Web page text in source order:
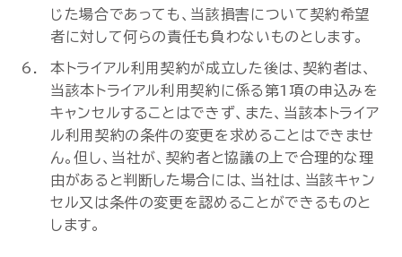
じた場合であっても、当該損害について契約希望
者に対して何らの責任も負わないものとします。
本トライアル利用契約が成立した後は、契約者は、
当該本トライアル利用契約に係る第1項の申込みを
キャンセルすることはできず、また、当該本トライア
ル利用契約の条件の変更を求めることはできませ
ん。但し、当社が、契約者と協議の上で合理的な理
由があると判断した場合には、当社は、当該キャン
セル又は条件の変更を認めることができるものと
します。